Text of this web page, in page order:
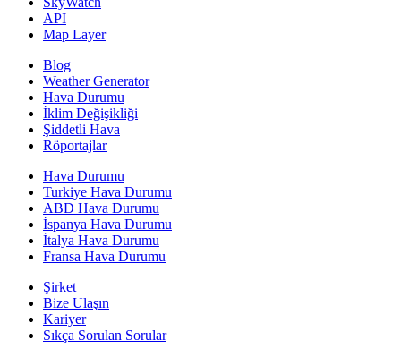
API
Map Layer
Blog
Weather Generator
Hava Durumu
İklim Değişikliği
Şiddetli Hava
Röportajlar
Hava Durumu
Turkiye Hava Durumu
ABD Hava Durumu
İspanya Hava Durumu
İtalya Hava Durumu
Fransa Hava Durumu
Şirket
Bize Ulaşın
Kariyer
Sıkça Sorulan Sorular